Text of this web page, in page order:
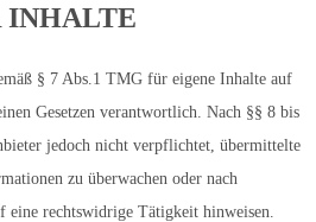
INHALTE
§ 7 Abs.1 TMG für eigene Inhalte auf
Gesetzen verantwortlich. Nach §§ 8 bis
jedoch nicht verpflichtet, übermittelte
zu überwachen oder nach
eine rechtswidrige Tätigkeit hinweisen.